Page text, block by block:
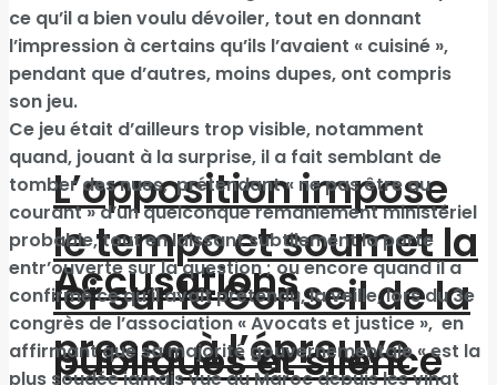
L’opposition impose
le tempo et soumet la
loi sur le Conseil de la
presse à l’épreuve
Accusations
publiques et silence
ce qu’il a bien voulu dévoiler, tout en donnant
l’impression à certains qu’ils l’avaient « cuisiné »,
pendant que d’autres, moins dupes, ont compris
son jeu.
Ce jeu était d’ailleurs trop visible, notamment
quand, jouant à la surprise, il a fait semblant de
tomber des nues, prétendant « ne pas être au
courant » d’un quelconque remaniement ministériel
probable, tout en laissant subtilement la porte
entr’ouverte sur la question ; ou encore quand il a
confirmé ce qu’il avait prétendu, la veille, lors du 3e
congrès de l’association « Avocats et justice », en
affirmant que sa majorité gouvernementale « est la
plus soudée jamais vue au Maroc depuis les vingt